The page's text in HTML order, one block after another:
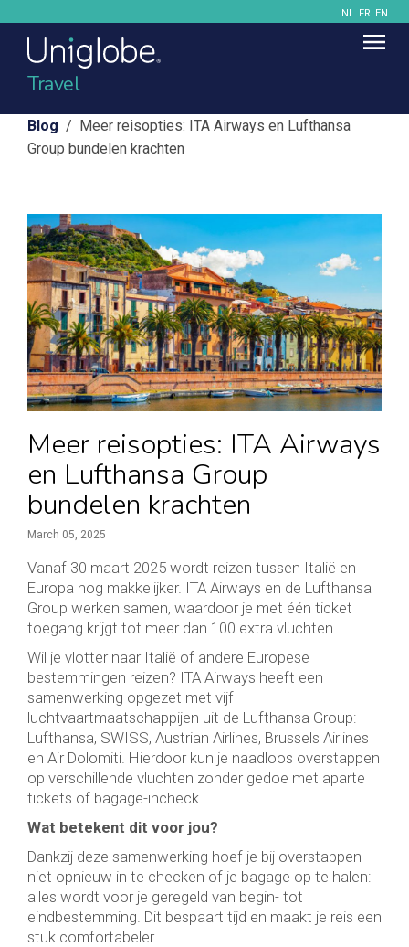
NL FR EN
Travel
Blog / Meer reisopties: ITA Airways en Lufthansa
Group bundelen krachten
Meer reisopties: ITA Airways
en Lufthansa Group
bundelen krachten
March 05, 2025
Vanaf 30 maart 2025 wordt reizen tussen Italië en
Europa nog makkelijker. ITA Airways en de Lufthansa
Group werken samen, waardoor je met één ticket
toegang krijgt tot meer dan 100 extra vluchten.
Wil je vlotter naar Italië of andere Europese
bestemmingen reizen? ITA Airways heeft een
samenwerking opgezet met vijf
luchtvaartmaatschappijen uit de Lufthansa Group:
Lufthansa, SWISS, Austrian Airlines, Brussels Airlines
en Air Dolomiti. Hierdoor kun je naadloos overstappen
op verschillende vluchten zonder gedoe met aparte
tickets of bagage-incheck.
Wat betekent dit voor jou?
Dankzij deze samenwerking hoef je bij overstappen
niet opnieuw in te checken of je bagage op te halen:
alles wordt voor je geregeld van begin- tot
eindbestemming. Dit bespaart tijd en maakt je reis een
stuk comfortabeler.